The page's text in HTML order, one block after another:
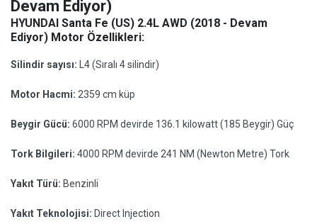
Devam Ediyor)
HYUNDAI Santa Fe (US) 2.4L AWD (2018 - Devam
Ediyor) Motor Özellikleri:
Silindir sayısı: L4 (Sıralı 4 silindir)
Motor Hacmi: 2359 cm küp
Beygir Gücü: 6000 RPM devirde 136.1 kilowatt (185 Beygir) Güç
Tork Bilgileri: 4000 RPM devirde 241 NM (Newton Metre) Tork
Yakıt Türü: Benzinli
Yakıt Teknolojisi: Direct Injection